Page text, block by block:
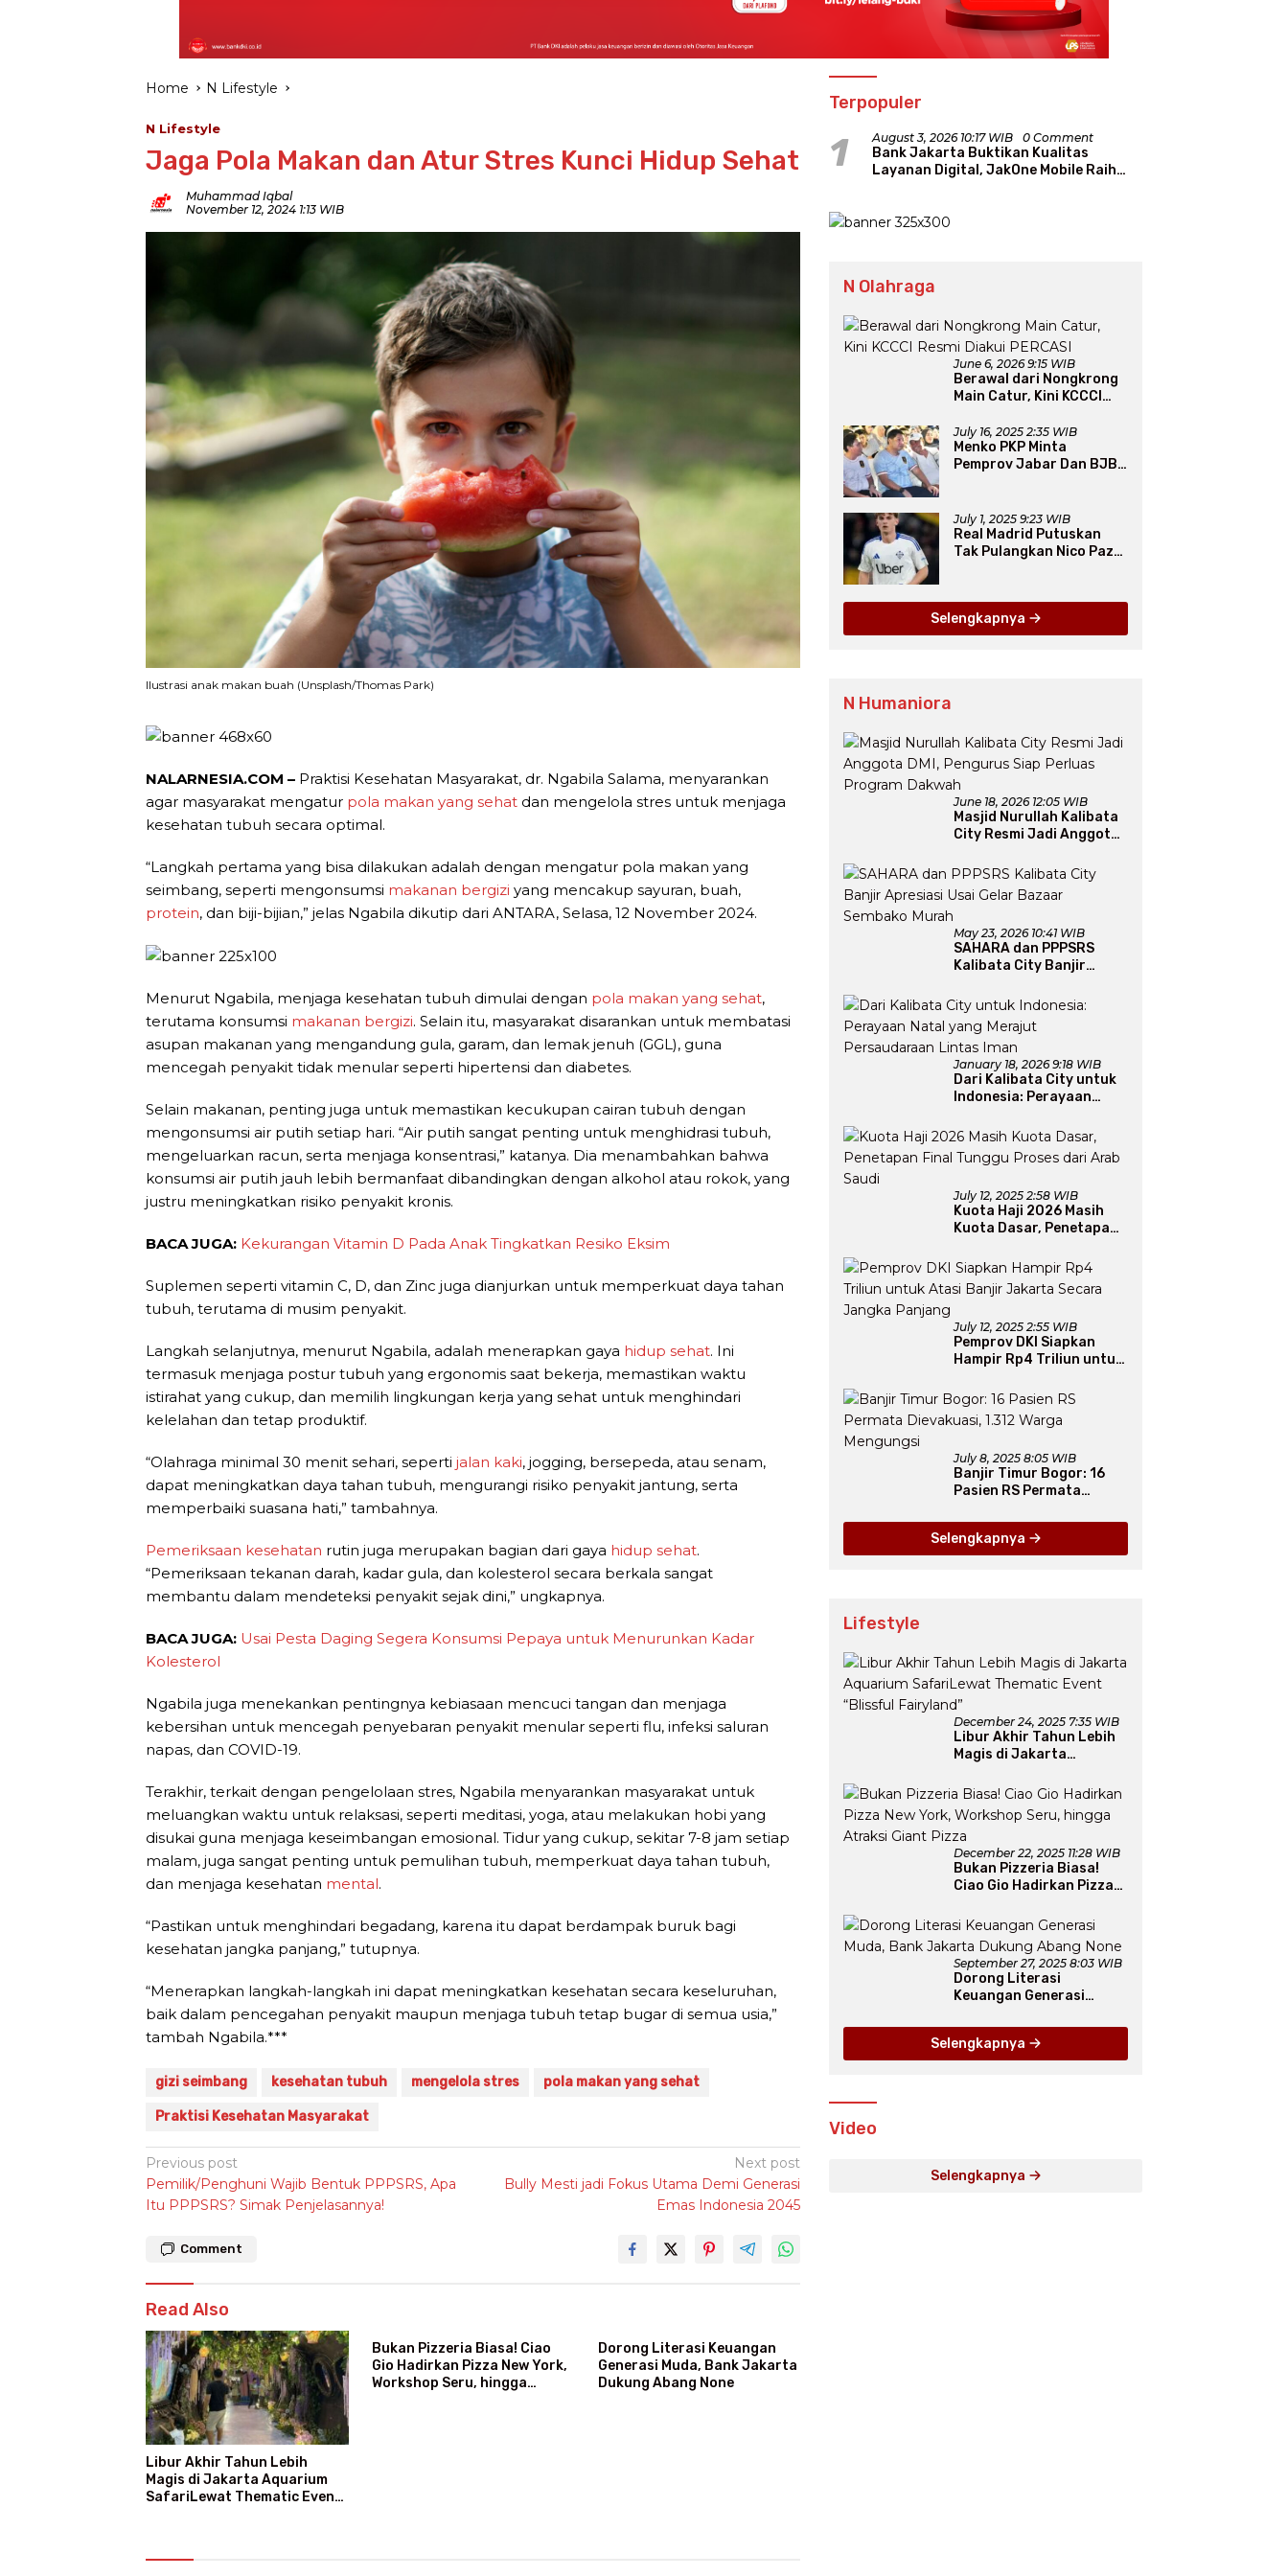
Home N Lifestyle
N Lifestyle
Jaga Pola Makan dan Atur Stres Kunci Hidup Sehat
Muhammad Iqbal
November 12, 2024 1:13 WIB
Ilustrasi anak makan buah (Unsplash/Thomas Park)
NALARNESIA.COM – Praktisi Kesehatan Masyarakat, dr. Ngabila Salama, menyarankan
agar masyarakat mengatur pola makan yang sehat dan mengelola stres untuk menjaga
kesehatan tubuh secara optimal.
“Langkah pertama yang bisa dilakukan adalah dengan mengatur pola makan yang
seimbang, seperti mengonsumsi makanan bergizi yang mencakup sayuran, buah,
protein, dan biji-bijian,” jelas Ngabila dikutip dari ANTARA, Selasa, 12 November 2024.
Menurut Ngabila, menjaga kesehatan tubuh dimulai dengan pola makan yang sehat,
terutama konsumsi makanan bergizi. Selain itu, masyarakat disarankan untuk membatasi
asupan makanan yang mengandung gula, garam, dan lemak jenuh (GGL), guna
mencegah penyakit tidak menular seperti hipertensi dan diabetes.
Selain makanan, penting juga untuk memastikan kecukupan cairan tubuh dengan
mengonsumsi air putih setiap hari. “Air putih sangat penting untuk menghidrasi tubuh,
mengeluarkan racun, serta menjaga konsentrasi,” katanya. Dia menambahkan bahwa
konsumsi air putih jauh lebih bermanfaat dibandingkan dengan alkohol atau rokok, yang
justru meningkatkan risiko penyakit kronis.
BACA JUGA: Kekurangan Vitamin D Pada Anak Tingkatkan Resiko Eksim
Suplemen seperti vitamin C, D, dan Zinc juga dianjurkan untuk memperkuat daya tahan
tubuh, terutama di musim penyakit.
Langkah selanjutnya, menurut Ngabila, adalah menerapkan gaya hidup sehat. Ini
termasuk menjaga postur tubuh yang ergonomis saat bekerja, memastikan waktu
istirahat yang cukup, dan memilih lingkungan kerja yang sehat untuk menghindari
kelelahan dan tetap produktif.
“Olahraga minimal 30 menit sehari, seperti jalan kaki, jogging, bersepeda, atau senam,
dapat meningkatkan daya tahan tubuh, mengurangi risiko penyakit jantung, serta
memperbaiki suasana hati,” tambahnya.
Pemeriksaan kesehatan rutin juga merupakan bagian dari gaya hidup sehat.
“Pemeriksaan tekanan darah, kadar gula, dan kolesterol secara berkala sangat
membantu dalam mendeteksi penyakit sejak dini,” ungkapnya.
BACA JUGA: Usai Pesta Daging Segera Konsumsi Pepaya untuk Menurunkan Kadar
Kolesterol
Ngabila juga menekankan pentingnya kebiasaan mencuci tangan dan menjaga
kebersihan untuk mencegah penyebaran penyakit menular seperti flu, infeksi saluran
napas, dan COVID-19.
Terakhir, terkait dengan pengelolaan stres, Ngabila menyarankan masyarakat untuk
meluangkan waktu untuk relaksasi, seperti meditasi, yoga, atau melakukan hobi yang
disukai guna menjaga keseimbangan emosional. Tidur yang cukup, sekitar 7-8 jam setiap
malam, juga sangat penting untuk pemulihan tubuh, memperkuat daya tahan tubuh,
dan menjaga kesehatan mental.
“Pastikan untuk menghindari begadang, karena itu dapat berdampak buruk bagi
kesehatan jangka panjang,” tutupnya.
“Menerapkan langkah-langkah ini dapat meningkatkan kesehatan secara keseluruhan,
baik dalam pencegahan penyakit maupun menjaga tubuh tetap bugar di semua usia,”
tambah Ngabila.***
gizi seimbang kesehatan tubuh mengelola stres pola makan yang sehat
Praktisi Kesehatan Masyarakat
Post
navigation
Previous post
Pemilik/Penghuni Wajib Bentuk PPPSRS, Apa
Itu PPPSRS? Simak Penjelasannya!
Next post
Bully Mesti jadi Fokus Utama Demi Generasi
Emas Indonesia 2045
Comment
Read Also
Libur Akhir Tahun Lebih
Magis di Jakarta Aquarium
SafariLewat Thematic Event
Bukan Pizzeria Biasa! Ciao
Gio Hadirkan Pizza New York,
Workshop Seru, hingga
Dorong Literasi Keuangan
Generasi Muda, Bank Jakarta
Dukung Abang None
Terpopuler
1 August 3, 2026 10:17 WIB 0 Comment
Bank Jakarta Buktikan Kualitas
Layanan Digital, JakOne Mobile Raih
N Olahraga
June 6, 2026 9:15 WIB
Berawal dari Nongkrong
Main Catur, Kini KCCCI
July 16, 2025 2:35 WIB
Menko PKP Minta
Pemprov Jabar Dan BJB
July 1, 2025 9:23 WIB
Real Madrid Putuskan
Tak Pulangkan Nico Paz
Selengkapnya
N Humaniora
June 18, 2026 12:05 WIB
Masjid Nurullah Kalibata
City Resmi Jadi Anggota
Perluas Program Dakwah
May 23, 2026 10:41 WIB
SAHARA dan PPPSRS
Kalibata City Banjir
Bazaar Sembako Murah
January 18, 2026 9:18 WIB
Dari Kalibata City untuk
Indonesia: Perayaan
Persaudaraan Lintas
Iman
July 12, 2025 2:58 WIB
Kuota Haji 2026 Masih
Kuota Dasar, Penetapan
Arab Saudi
July 12, 2025 2:55 WIB
Pemprov DKI Siapkan
Hampir Rp4 Triliun untuk
Secara Jangka Panjang
July 8, 2025 8:05 WIB
Banjir Timur Bogor: 16
Pasien RS Permata
Mengungsi
Selengkapnya
Lifestyle
December 24, 2025 7:35 WIB
Libur Akhir Tahun Lebih
Magis di Jakarta
Thematic Event “Blissful
Fairyland”
December 22, 2025 11:28 WIB
Bukan Pizzeria Biasa!
Ciao Gio Hadirkan Pizza
Seru, hingga Atraksi
Giant Pizza
September 27, 2025 8:03 WIB
Dorong Literasi
Keuangan Generasi
Dukung Abang None
Selengkapnya
Video
Selengkapnya